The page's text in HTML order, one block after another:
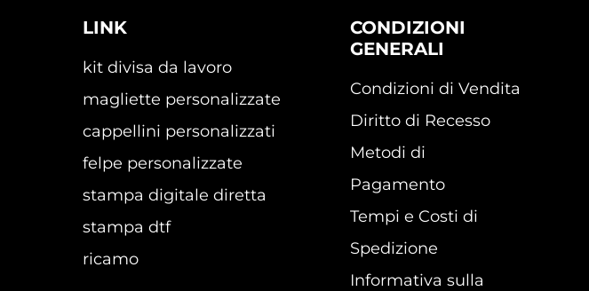
LINK
kit divisa da lavoro
magliette personalizzate
cappellini personalizzati
felpe personalizzate
stampa digitale diretta
stampa dtf
ricamo
CONDIZIONI
GENERALI
Condizioni di Vendita
Diritto di Recesso
Metodi di
Pagamento
Tempi e Costi di
Spedizione
Informativa sulla